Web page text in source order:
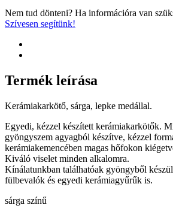
Nem tud dönteni? Ha információra van
Szívesen segítünk!
Termék leírása
Kerámiakarkötő, sárga, lepke medállal.
Egyedi, kézzel készített kerámiakarkötők.
gyöngyszem agyagból készítve, kézzel
kerámiakemencében magas hőfokon
Kiváló viselet minden alkalomra.
Kínálatunkban találhatóak gyöngyből
fülbevalók és egyedi kerámiagyűrűk is.
sárga színű